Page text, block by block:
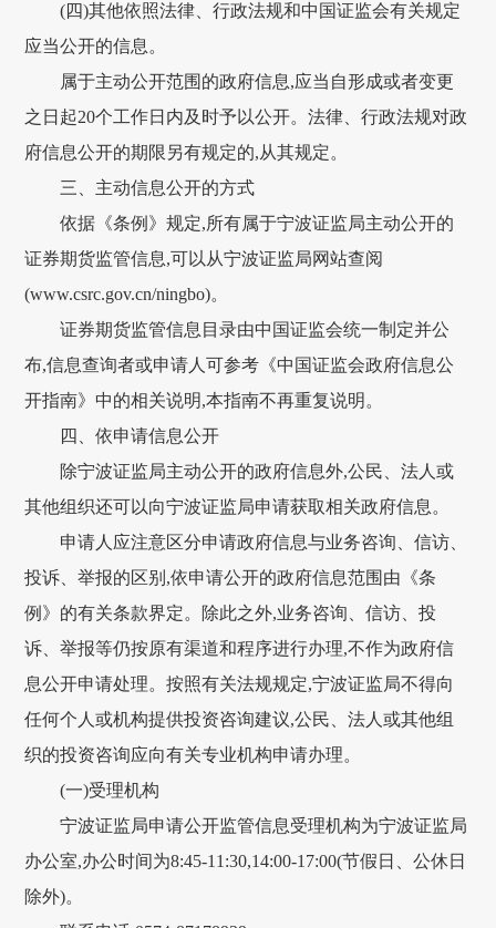
(四)其他依照法律、行政法规和中国证监会有关规定
应当公开的信息。
属于主动公开范围的政府信息,应当自形成或者变更
之日起20个工作日内及时予以公开。法律、行政法规对政
府信息公开的期限另有规定的,从其规定。
三、主动信息公开的方式
依据《条例》规定,所有属于宁波证监局主动公开的
证券期货监管信息,可以从宁波证监局网站查阅
(www.csrc.gov.cn/ningbo)。
证券期货监管信息目录由中国证监会统一制定并公
布,信息查询者或申请人可参考《中国证监会政府信息公
开指南》中的相关说明,本指南不再重复说明。
四、依申请信息公开
除宁波证监局主动公开的政府信息外,公民、法人或
其他组织还可以向宁波证监局申请获取相关政府信息。
申请人应注意区分申请政府信息与业务咨询、信访、
投诉、举报的区别,依申请公开的政府信息范围由《条
例》的有关条款界定。除此之外,业务咨询、信访、投
诉、举报等仍按原有渠道和程序进行办理,不作为政府信
息公开申请处理。按照有关法规规定,宁波证监局不得向
任何个人或机构提供投资咨询建议,公民、法人或其他组
织的投资咨询应向有关专业机构申请办理。
(一)受理机构
宁波证监局申请公开监管信息受理机构为宁波证监局
办公室,办公时间为8:45-11:30,14:00-17:00(节假日、公休日
除外)。